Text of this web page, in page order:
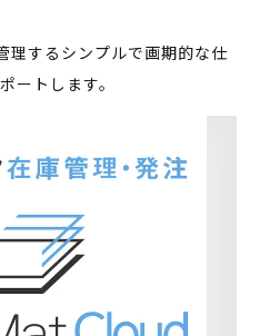
するシンプルで画期的な仕
ートします。